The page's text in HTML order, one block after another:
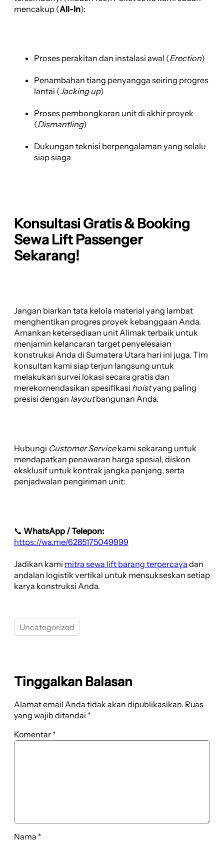
mencakup (All-In):
Proses perakitan dan instalasi awal (Erection)
Penambahan tiang penyangga seiring progres
lantai (Jacking up)
Proses pembongkaran unit di akhir proyek
(Dismantling)
Dukungan teknisi berpengalaman yang selalu
siap siaga
Konsultasi Gratis & Booking
Sewa Lift Passenger
Sekarang!
Jangan biarkan tata kelola material yang lambat
menghentikan progres proyek kebanggaan Anda.
Amankan ketersediaan unit Alimak terbaik untuk
menjamin kelancaran target penyelesaian
konstruksi Anda di Sumatera Utara hari ini juga. Tim
konsultan kami siap terjun langsung untuk
melakukan survei lokasi secara gratis dan
merekomendasikan spesifikasi hoistyang paling
presisi dengan layoutbangunan Anda.
Hubungi Customer Servicekami sekarang untuk
mendapatkan penawaran harga spesial, diskon
eksklusif untuk kontrak jangka panjang, serta
penjadwalan pengiriman unit:
📞 WhatsApp / Telepon:
https://wa.me/6285175049999
Jadikan kami mitra sewa lift barang terpercaya dan
andalan logistik vertikal untuk mensukseskan setiap
karya konstruksi Anda.
Uncategorized
Tinggalkan Balasan
Alamat email Anda tidak akan dipublikasikan. Ruas
yang wajib ditandai *
Komentar *
Nama *